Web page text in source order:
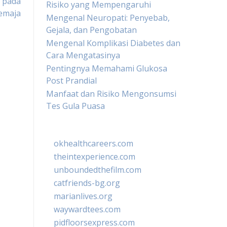
Risiko yang Mempengaruhi
Mengenal Neuropati: Penyebab,
Gejala, dan Pengobatan
Mengenal Komplikasi Diabetes dan
Cara Mengatasinya
Pentingnya Memahami Glukosa
Post Prandial
Manfaat dan Risiko Mengonsumsi
Tes Gula Puasa
okhealthcareers.com
theintexperience.com
unboundedthefilm.com
catfriends-bg.org
marianlives.org
waywardtees.com
pidfloorsexpress.com